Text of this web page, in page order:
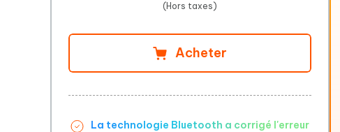
(Hors taxes)
Acheter
La technologie Bluetooth a corrigé l'erreur